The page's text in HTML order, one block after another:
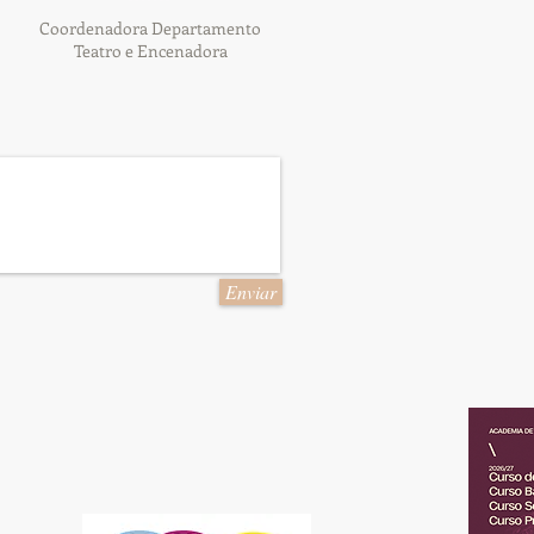
Coordenadora Departamento
Teatro e Encenadora
Enviar